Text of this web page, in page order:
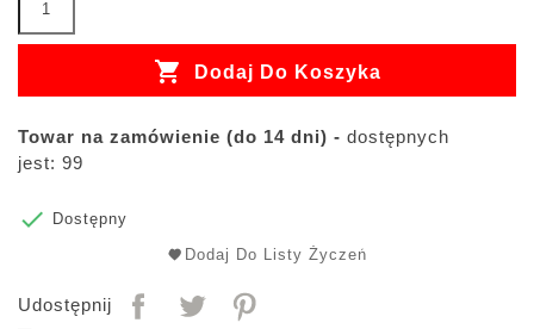
 Dodaj Do Koszyka
Towar na zamówienie (do 14 dni) - dostępnych
jest: 99

Dostępny
Dodaj Do Listy Życzeń
Udostępnij